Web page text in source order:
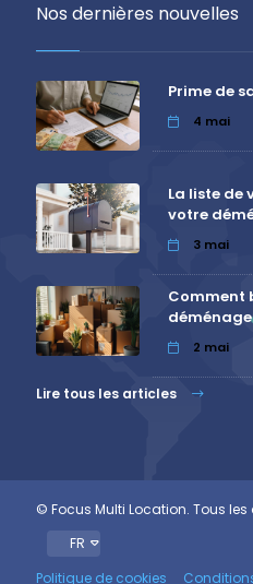
Nos dernières nouvelles
Prime de
4 mai
La liste
votre
3 mai
Comment
2 mai
Lire tous les articles
© Focus Multi Location. Tous les
FR
Politique de cookies